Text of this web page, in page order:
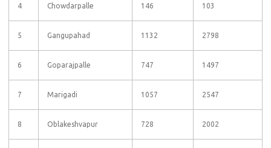
4 Chowdarpalle 146 103
5 Gangupahad 1132 2798
6 Goparajpalle 747 1497
7 Marigadi 1057 2547
8 Oblakeshvapur 728 2002